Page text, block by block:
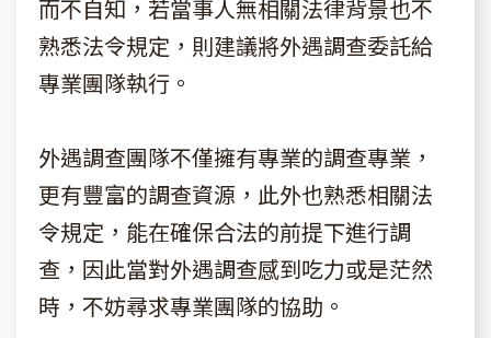
而不自知，若當事人無相關法律背景也不
熟悉法令規定，則建議將外遇調查委託給
專業團隊執行。
外遇調查團隊不僅擁有專業的調查專業，
更有豐富的調查資源，此外也熟悉相關法
令規定，能在確保合法的前提下進行調
查，因此當對外遇調查感到吃力或是茫然
時，不妨尋求專業團隊的協助。